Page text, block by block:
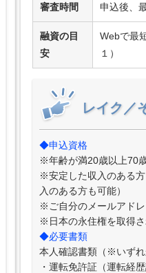
審査時間 申込後、
融資の目
安
Webで最
１）
レイク／
◆申込資格
※年齢が満20歳以上70
※安定した収入のある
入のある方も可能）
※ご自分のメールアド
※日本の永住権を取得
◆必要書類
本人確認書類（※いずれ
・運転免許証（運転経